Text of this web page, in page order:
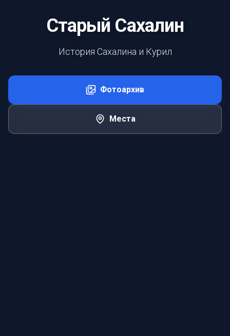
Старый Сахалин
История Сахалина и Курил
Фотоархив
Места